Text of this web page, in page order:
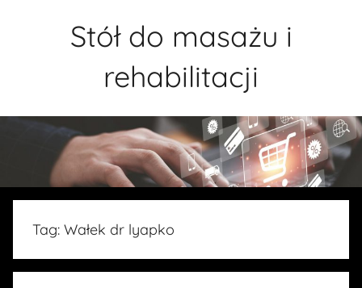
Stół do masażu i
rehabilitacji
Tag: Wałek dr lyapko